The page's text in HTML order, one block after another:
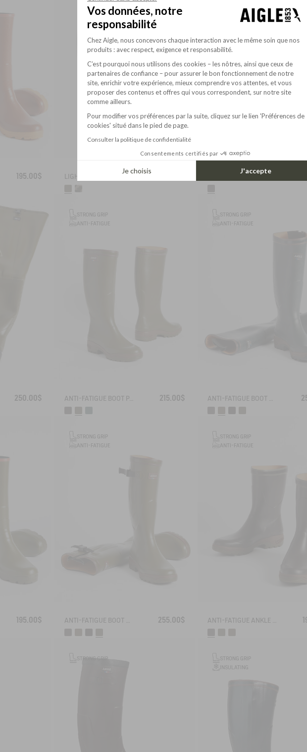
195.00$
250.00$
STRONG GRIP
ANTI-FATIGUE
215.00$
STRONG GRIP
ANTI-FATIGUE
195.00$
STRONG GRIP
ANTI-FATIGUE
255.00$
STRONG GRIP
ANTI-FATIGUE
STRONG GRIP
STRONG GRIP
INSULATING
Vos données, notre
responsabilité
Plateforme de Gestion du Consentement :
Chez Aigle, nous concevons chaque interaction avec le même soin que nos
produits : avec respect, exigence et responsabilité.
C’est pourquoi nous utilisons des cookies – les nôtres, ainsi que ceux de
partenaires de confiance – pour assurer le bon fonctionnement de notre
site, enrichir votre expérience, mieux comprendre vos attentes, et vous
proposer des contenus et offres qui vous correspondent, sur notre site
comme ailleurs.
Pour modifier vos préférences par la suite, cliquez sur le lien 'Préférences de
cookies' situé dans le pied de page.
Consulter la politique de confidentialité
Consentements certifiés par
Je choisis J'accepte
Axeptio consent